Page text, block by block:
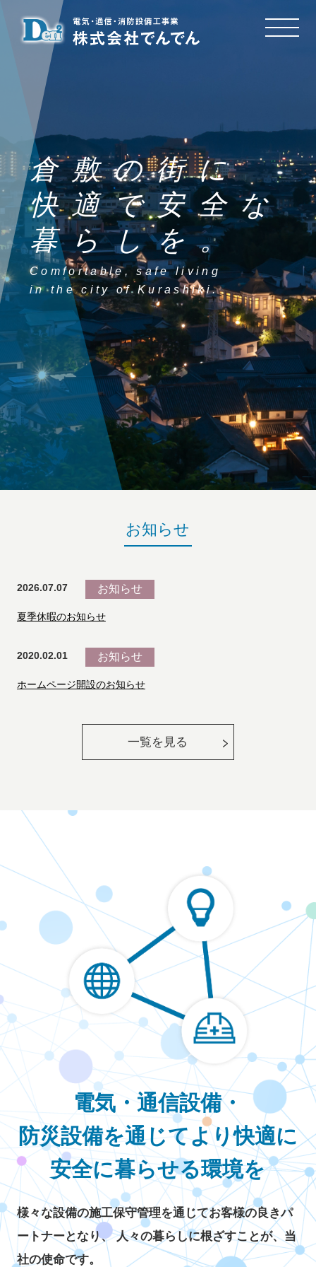
倉敷の街に
快適で安全な
暮らしを。
Comfortable, safe living
in the city of Kurashiki.
お知らせ
2026.07.07 お知らせ
夏季休暇のお知らせ
2020.02.01 お知らせ
ホームページ開設のお知らせ
一覧を見る
電気・通信設備・
防災設備を通じてより快適に
安全に暮らせる環境を
様々な設備の施工保守管理を通じてお客様の良きパ
ートナーとなり、人々の暮らしに根ざすことが、当
社の使命です。